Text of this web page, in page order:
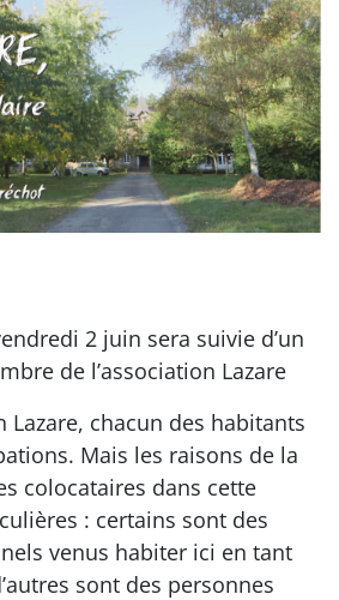
2 juin sera suivie d’un
de l’association Lazare
Lazare, chacun des habitants
Mais les raisons de la
colocataires dans cette
: certains sont des
venus habiter ici en tant
sont des personnes